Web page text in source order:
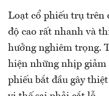
Loạt cổ phiếu trụ trên
độ cao rất nhanh và
hưởng nghiêm trọng.
hiện những nhịp giảm
phiếu bắt đầu gây